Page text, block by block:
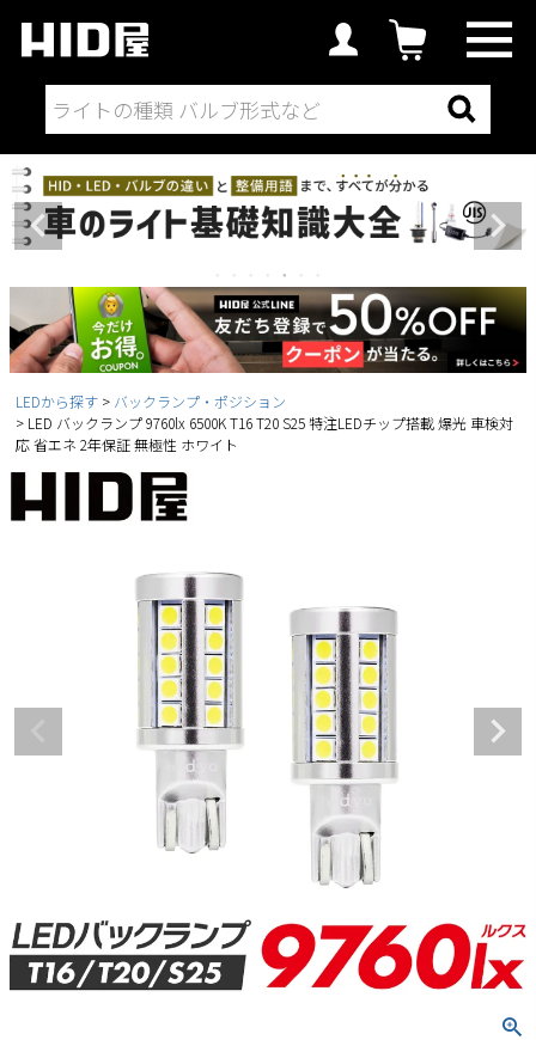
LEDから探す
バックランプ・ポジション
LED バックランプ 9760lx 6500K T16 T20 S25 特注LEDチップ搭載 爆光 車検対
応 省エネ 2年保証 無極性 ホワイト